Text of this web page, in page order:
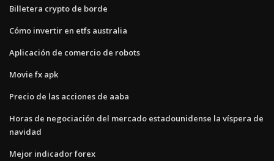
Billetera crypto de borde
Cómo invertir en etfs australia
Aplicación de comercio de robots
Movie fx apk
Precio de las acciones de aaba
Horas de negociación del mercado estadounidense la víspera de
navidad
Mejor indicador forex